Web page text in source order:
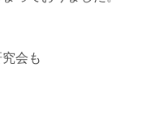
会も